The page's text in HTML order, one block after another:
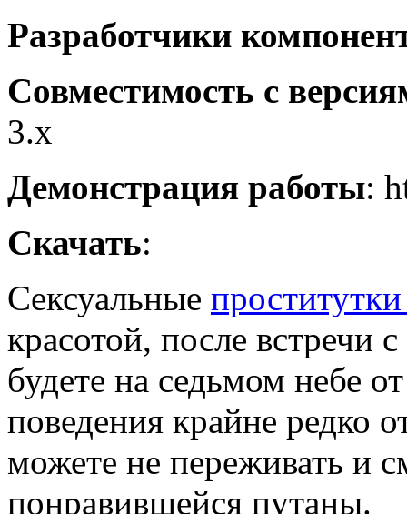
Разработчики
Совместимость с
3.x
Демонстрация работы:
Скачать:
Сексуальные
красотой, после
будете на седьмом небе
поведения крайне редко
можете не переживать и
понравившейся путаны.